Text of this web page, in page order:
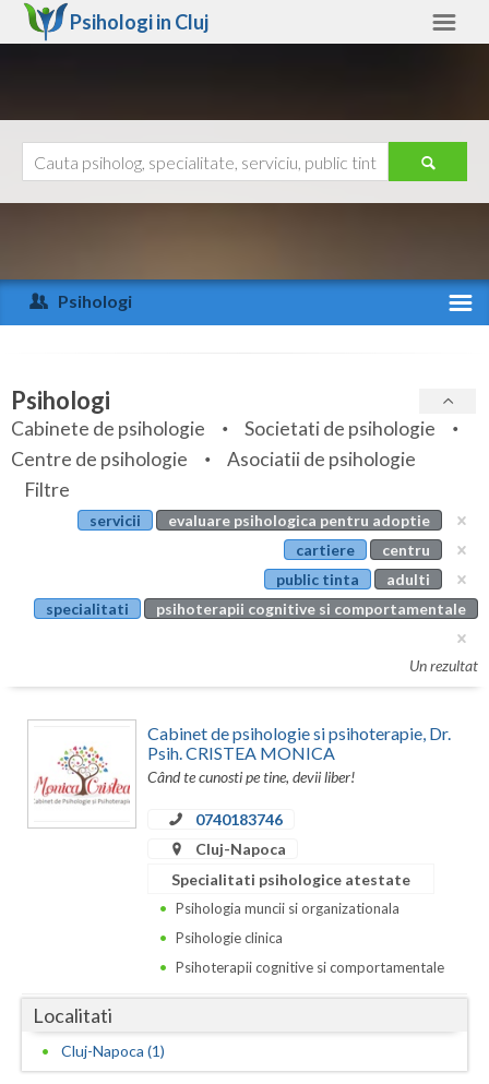
Psihologi in Cluj
Arad
Arges
Bihor
Bistrita-Nasaud
Botosani
Calarasi
Caras-Severin
Cluj
Galati
Giurgiu
Ajutor
Psihologi
Specialitati
Servicii
Articole
Evenimente
Membri
Psihologi
Cabinete de psihologie
Societati de psihologie
Centre de psihologie
Asociatii de psihologie
Filtre
servicii
evaluare psihologica pentru adoptie
cartiere
centru
public tinta
adulti
specialitati
psihoterapii cognitive si comportamentale
Un rezultat
Cabinet de psihologie si psihoterapie, Dr.
Psih. CRISTEA MONICA
Când te cunosti pe tine, devii liber!
0740183746
Cluj-Napoca
Specialitati psihologice atestate
Psihologia muncii si organizationala
Psihologie clinica
Psihoterapii cognitive si comportamentale
Localitati
Cluj-Napoca (1)